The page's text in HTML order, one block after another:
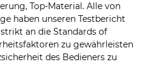
Top-Material. Alle von
haben unseren Testbericht
an die Standards of
zu gewährleisten
des Bedieners zu